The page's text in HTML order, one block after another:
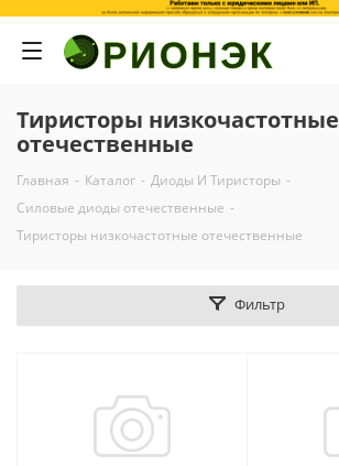
Тиристоры низкочастотные
отечественные
Главная - Каталог - Диоды И Тиристоры -
Силовые диоды отечественные -
Тиристоры низкочастотные отечественные
Фильтр